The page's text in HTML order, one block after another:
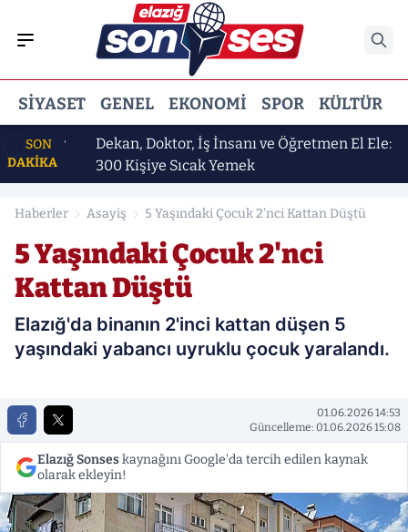
SIYASET GENEL EKONOMI SPOR KÜLTÜR
SON
DAKİKA
Yıldır
Dekan, Doktor, İş İnsanı ve Öğretmen El Ele:
300 Kişiye Sıcak Yemek
Haberler Asayiş 5 Yaşındaki Çocuk 2'nci Kattan Düştü
5 Yaşındaki Çocuk 2'nci
Kattan Düştü
Elazığ'da binanın 2'inci kattan düşen 5
yaşındaki yabancı uyruklu çocuk yaralandı.
01.06.2026 14:53
Güncelleme: 01.06.2026 15:08
Elazığ Sonseskaynağını Google'da tercih edilen kaynak
olarak ekleyin!